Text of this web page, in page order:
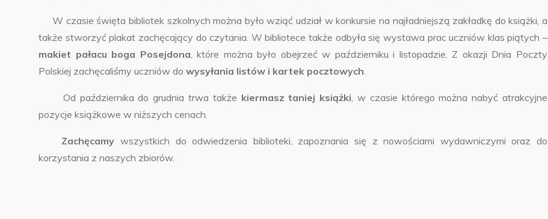
W czasie święta bibliotek szkolnych można było wziąć udział w konkursie na najładniejszą zakładkę do książki, a
także stworzyć plakat zachęcający do czytania. W bibliotece także odbyła się wystawa prac uczniów klas piątych –
makiet pałacu boga Posejdona , które można było obejrzeć w październiku i listopadzie. Z okazji Dnia Poczty
Polskiej zachęcaliśmy uczniów do wysyłania listów i kartek pocztowych
Od października do grudnia trwa także kiermasz taniej książki , w czasie którego można nabyć atrakcyjne
pozycje książkowe w niższych cenach.
Zachęcamy wszystkich do odwiedzenia biblioteki, zapoznania się z nowościami wydawniczymi oraz do
korzystania z naszych zbiorów.